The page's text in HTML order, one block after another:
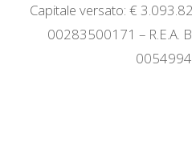
Capitale versato: €
00283500171 – R.E.A.